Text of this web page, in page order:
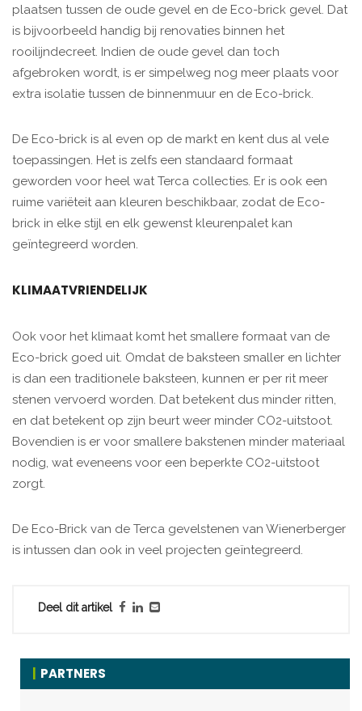
plaatsen tussen de oude gevel en de Eco-brick gevel. Dat
is bijvoorbeeld handig bij renovaties binnen het
rooilijndecreet. Indien de oude gevel dan toch
afgebroken wordt, is er simpelweg nog meer plaats voor
extra isolatie tussen de binnenmuur en de Eco-brick.
De Eco-brick is al even op de markt en kent dus al vele
toepassingen. Het is zelfs een standaard formaat
geworden voor heel wat Terca collecties. Er is ook een
ruime variëteit aan kleuren beschikbaar, zodat de Eco-
brick in elke stijl en elk gewenst kleurenpalet kan
geïntegreerd worden.
KLIMAATVRIENDELIJK
Ook voor het klimaat komt het smallere formaat van de
Eco-brick goed uit. Omdat de baksteen smaller en lichter
is dan een traditionele baksteen, kunnen er per rit meer
stenen vervoerd worden. Dat betekent dus minder ritten,
en dat betekent op zijn beurt weer minder CO2-uitstoot.
Bovendien is er voor smallere bakstenen minder materiaal
nodig, wat eveneens voor een beperkte CO2-uitstoot
zorgt.
De Eco-Brick van de Terca gevelstenen van Wienerberger
is intussen dan ook in veel projecten geïntegreerd.
Deel dit artikel
PARTNERS